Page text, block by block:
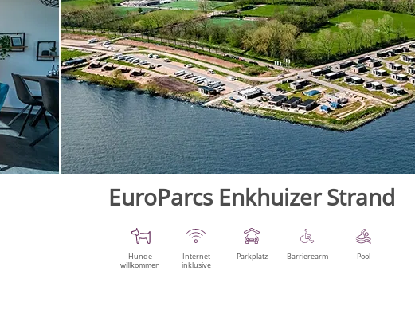
EuroParcs Enkhuizer Strand
Hunde
willkommen
Internet
inklusive
Parkplatz Barrierearm Pool